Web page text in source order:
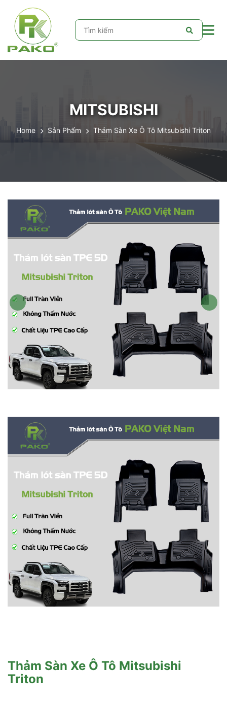
MITSUBISHI
Home Sản Phẩm Thảm Sàn Xe Ô Tô Mitsubishi Triton
Thảm Sàn Xe Ô Tô Mitsubishi
Triton